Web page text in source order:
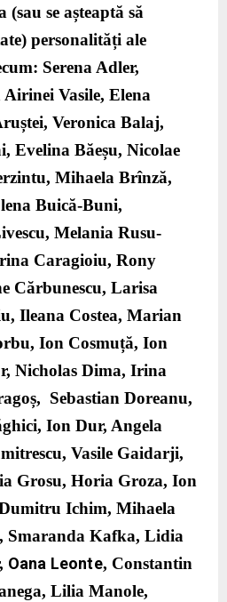
se așteaptă să
personalități ale
Serena Adler,
Vasile, Elena
Veronica Balaj,
Evelina Băeșu, Nicolae
Mihaela Brînză,
Buică-Buni,
Melania Rusu-
Caragioiu, Rony
Cărbunescu, Larisa
Ileana Costea, Marian
Ion Cosmuță, Ion
Nicholas Dima, Irina
Sebastian Doreanu,
Ion Dur, Angela
Vasile Gaidarji,
Grosu, Horia Groza, Ion
Ichim, Mihaela
Smaranda Kafka, Lidia
Oana Leonte, Constantin
Lilia Manole,